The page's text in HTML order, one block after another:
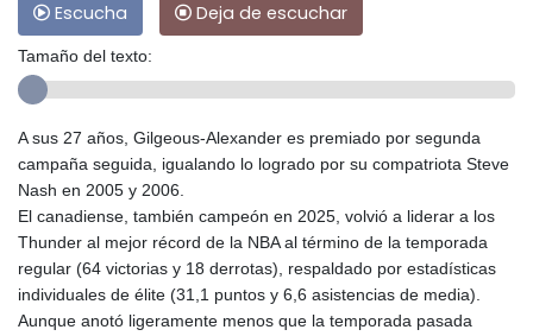
Escucha Deja de escuchar
Tamaño del texto:
A sus 27 años, Gilgeous-Alexander es premiado por segunda
campaña seguida, igualando lo logrado por su compatriota Steve
Nash en 2005 y 2006.
El canadiense, también campeón en 2025, volvió a liderar a los
Thunder al mejor récord de la NBA al término de la temporada
regular (64 victorias y 18 derrotas), respaldado por estadísticas
individuales de élite (31,1 puntos y 6,6 asistencias de media).
Aunque anotó ligeramente menos que la temporada pasada